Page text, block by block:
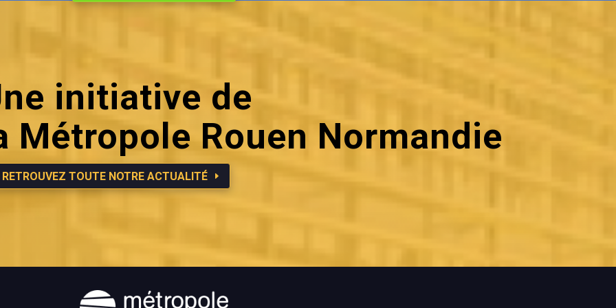
initiative de
Métropole Rouen Normandie
RETROUVEZ TOUTE NOTRE ACTUALITÉ